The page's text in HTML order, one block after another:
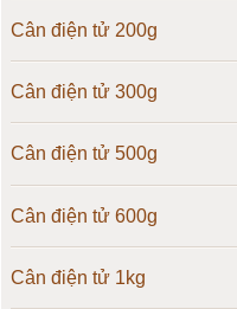
Cân điện tử Digi
Cân điện tử TNP Scacle
Cân điện tử CAS Hàn Quốc
Cân điện tử Yaohua
Cân điện tử Amcells
Cân điện tử 200g
Cân điện tử 300g
Cân điện tử 500g
Cân điện tử 600g
Cân điện tử 1kg